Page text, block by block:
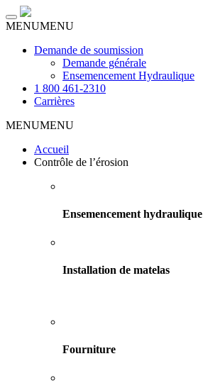
Toggle
navigation
MENUMENU
Demande de soumission
Demande générale
Ensemencement Hydraulique
1 800 461-2310
Carrières
MENUMENU
Accueil
Contrôle de l’érosion
Ensemencement hydraulique
Installation de matelas
Fourniture